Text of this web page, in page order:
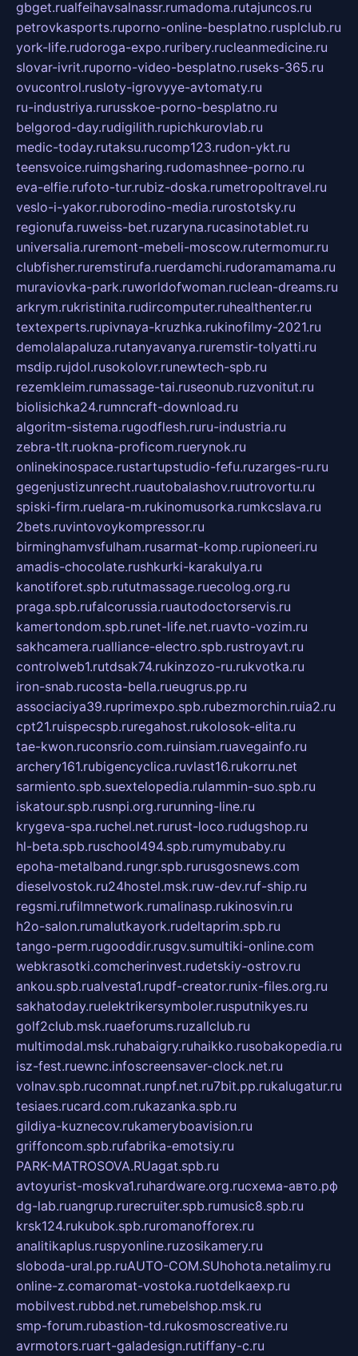
gbget.rualfeihavsalnassr.rumadoma.rutajuncos.ru
petrovkasports.ruporno-online-besplatno.rusplclub.ru
york-life.rudoroga-expo.ruribery.rucleanmedicine.ru
slovar-ivrit.ruporno-video-besplatno.ruseks-365.ru
ovucontrol.rusloty-igrovyye-avtomaty.ru
ru-industriya.rurusskoe-porno-besplatno.ru
belgorod-day.rudigilith.rupichkurovlab.ru
medic-today.rutaksu.rucomp123.rudon-ykt.ru
teensvoice.ruimgsharing.rudomashnee-porno.ru
eva-elfie.rufoto-tur.rubiz-doska.rumetropoltravel.ru
veslo-i-yakor.ruborodino-media.rurostotsky.ru
regionufa.ruweiss-bet.ruzaryna.rucasinotablet.ru
universalia.ruremont-mebeli-moscow.rutermomur.ru
clubfisher.ruremstirufa.ruerdamchi.rudoramamama.ru
muraviovka-park.ruworldofwoman.ruclean-dreams.ru
arkrym.rukristinita.rudircomputer.ruhealthenter.ru
textexperts.rupivnaya-kruzhka.rukinofilmy-2021.ru
demolalapaluza.rutanyavanya.ruremstir-tolyatti.ru
msdip.rujdol.rusokolovr.runewtech-spb.ru
rezemkleim.rumassage-tai.ruseonub.ruzvonitut.ru
biolisichka24.rumncraft-download.ru
algoritm-sistema.rugodflesh.ruru-industria.ru
zebra-tlt.ruokna-proficom.ruerynok.ru
onlinekinospace.rustartupstudio-fefu.ruzarges-ru.ru
gegenjustizunrecht.ruautobalashov.ruutrovortu.ru
spiski-firm.ruelara-m.rukinomusorka.rumkcslava.ru
2bets.ruvintovoykompressor.ru
birminghamvsfulham.rusarmat-komp.rupioneeri.ru
amadis-chocolate.rushkurki-karakulya.ru
kanotiforet.spb.rututmassage.ruecolog.org.ru
praga.spb.rufalcorussia.ruautodoctorservis.ru
kamertondom.spb.runet-life.net.ruavto-vozim.ru
sakhcamera.rualliance-electro.spb.rustroyavt.ru
controlweb1.rutdsak74.rukinzozo-ru.rukvotka.ru
iron-snab.rucosta-bella.rueugrus.pp.ru
associaciya39.ruprimexpo.spb.rubezmorchin.ruia2.ru
cpt21.ruispecspb.ruregahost.rukolosok-elita.ru
tae-kwon.ruconsrio.com.ruinsiam.ruavegainfo.ru
archery161.rubigencyclica.ruvlast16.rukorru.net
sarmiento.spb.suextelopedia.rulammin-suo.spb.ru
iskatour.spb.rusnpi.org.rurunning-line.ru
krygeva-spa.ruchel.net.rurust-loco.rudugshop.ru
hl-beta.spb.ruschool494.spb.rumymubaby.ru
epoha-metalband.rungr.spb.rurusgosnews.com
dieselvostok.ru24hostel.msk.ruw-dev.ruf-ship.ru
regsmi.rufilmnetwork.rumalinasp.rukinosvin.ru
h2o-salon.rumalutkayork.rudeltaprim.spb.ru
tango-perm.rugooddir.rusgv.sumultiki-online.com
webkrasotki.comcherinvest.rudetskiy-ostrov.ru
ankou.spb.rualvesta1.rupdf-creator.runix-files.org.ru
sakhatoday.ruelektrikersymboler.rusputnikyes.ru
golf2club.msk.ruaeforums.ruzallclub.ru
multimodal.msk.ruhabaigry.ruhaikko.rusobakopedia.ru
isz-fest.ruewnc.infoscreensaver-clock.net.ru
volnav.spb.rucomnat.runpf.net.ru7bit.pp.rukalugatur.ru
tesiaes.rucard.com.rukazanka.spb.ru
gildiya-kuznecov.rukameryboavision.ru
griffoncom.spb.rufabrika-emotsiy.ru
PARK-MATROSOVA.RUagat.spb.ru
avtoyurist-moskva1.ruhardware.org.ruсхема-авто.рф
dg-lab.ruangrup.rurecruiter.spb.rumusic8.spb.ru
krsk124.rukubok.spb.ruromanofforex.ru
analitikaplus.ruspyonline.ruzosikamery.ru
sloboda-ural.pp.ruAUTO-COM.SUhohota.netalimy.ru
online-z.comaromat-vostoka.ruotdelkaexp.ru
mobilvest.rubbd.net.rumebelshop.msk.ru
smp-forum.rubastion-td.rukosmoscreative.ru
avrmotors.ruart-galadesign.rutiffany-c.ru